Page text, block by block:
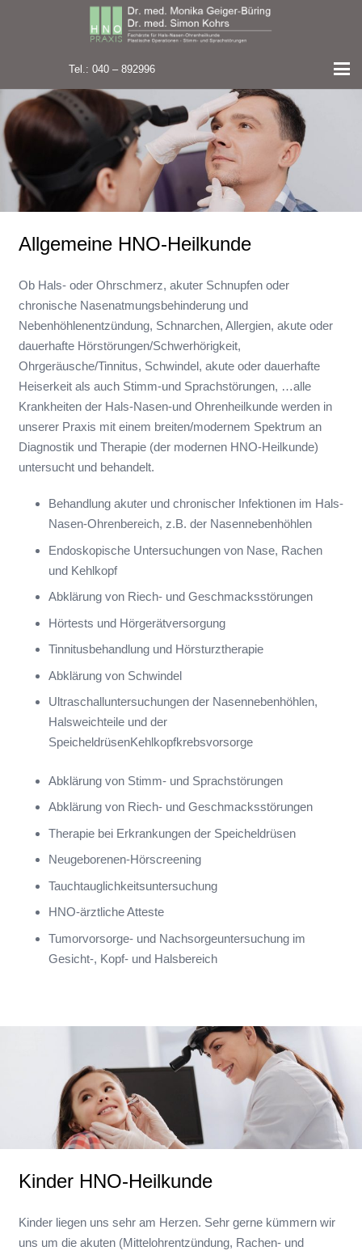
Tel.: 040 – 892996
Allgemeine HNO-Heilkunde
Ob Hals- oder Ohrschmerz, akuter Schnupfen oder
chronische Nasenatmungsbehinderung und
Nebenhöhlenentzündung, Schnarchen, Allergien, akute oder
dauerhafte Hörstörungen/Schwerhörigkeit,
Ohrgeräusche/Tinnitus, Schwindel, akute oder dauerhafte
Heiserkeit als auch Stimm-und Sprachstörungen, …alle
Krankheiten der Hals-Nasen-und Ohrenheilkunde werden in
unserer Praxis mit einem breiten/modernem Spektrum an
Diagnostik und Therapie (der modernen HNO-Heilkunde)
untersucht und behandelt.
Behandlung akuter und chronischer Infektionen im Hals-
Nasen-Ohrenbereich, z.B. der Nasennebenhöhlen
Endoskopische Untersuchungen von Nase, Rachen
und Kehlkopf
Abklärung von Riech- und Geschmacksstörungen
Hörtests und Hörgerätversorgung
Tinnitusbehandlung und Hörsturztherapie
Abklärung von Schwindel
Ultraschalluntersuchungen der Nasennebenhöhlen,
Halsweichteile und der
SpeicheldrüsenKehlkopfkrebsvorsorge
Abklärung von Stimm- und Sprachstörungen
Abklärung von Riech- und Geschmacksstörungen
Therapie bei Erkrankungen der Speicheldrüsen
Neugeborenen-Hörscreening
Tauchtauglichkeitsuntersuchung
HNO-ärztliche Atteste
Tumorvorsorge- und Nachsorgeuntersuchung im
Gesicht-, Kopf- und Halsbereich
Kinder HNO-Heilkunde
Kinder liegen uns sehr am Herzen. Sehr gerne kümmern wir
uns um die akuten (Mittelohrentzündung, Rachen- und